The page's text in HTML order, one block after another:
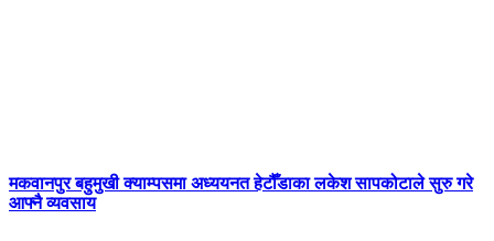
मकवानपुर बहुमुखी क्याम्पसमा अध्ययनत हेटौँडाका लकेश सापकोटाले सुरु गरे
आफ्नै व्यवसाय